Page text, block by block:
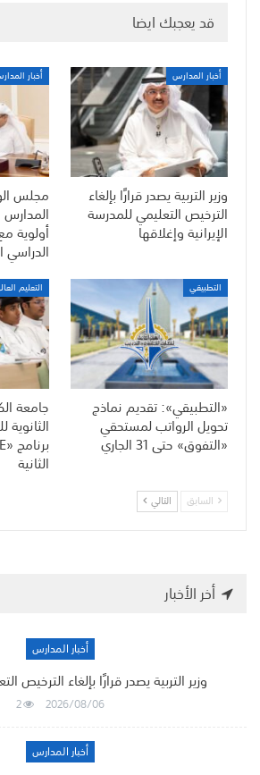
قد يعجبك ايضا
أخبار المدارس
وزير التربية يصدر قرارًا بإلغاء
الترخيص التعليمي للمدرسة
الإيرانية وإغلاقها
أخبار
مجلس
المدارس
أولوية
الدراسي
التطبيقي
«التطبيقي»: تقديم نماذج
تحويل الرواتب لمستحقي
«التفوق» حتى 31 الجاري
التعليم
جامعة
الثانوية
الثانية
السابق التالي
أخر الأخبار
أخبار المدارس
وزير التربية يصدر قرارًا بإلغاء الترخيص
2026/08/06
2
أخبار المدارس